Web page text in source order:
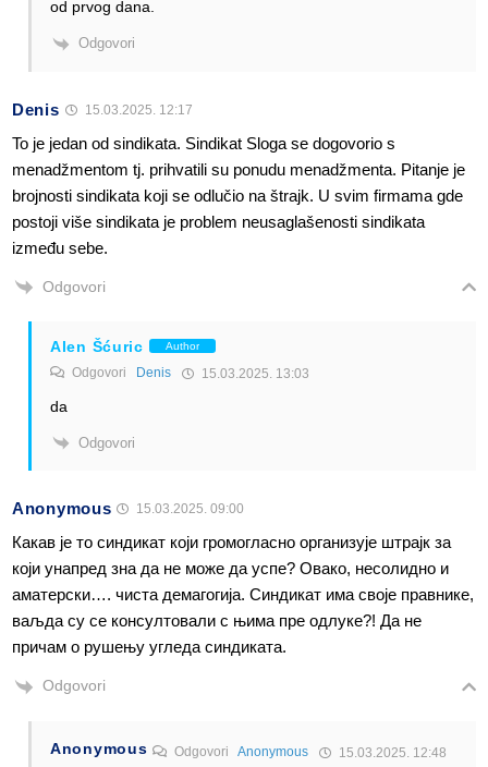
od prvog dana.
Odgovori
Denis 15.03.2025. 12:17
To je jedan od sindikata. Sindikat Sloga se dogovorio s
menadžmentom tj. prihvatili su ponudu menadžmenta. Pitanje je
brojnosti sindikata koji se odlučio na štrajk. U svim firmama gde
postoji više sindikata je problem neusaglašenosti sindikata
između sebe.
Odgovori
Alen Šćuric Author
Odgovori Denis 15.03.2025. 13:03
da
Odgovori
Anonymous 15.03.2025. 09:00
Какав је то синдикат који громогласно организује штрајк за
који унапред зна да не може да успе? Овако, несолидно и
аматерски…. чиста демагогија. Синдикат има своје правнике,
ваљда су се консултовали с њима пре одлуке?! Да не
причам о рушењу угледа синдиката.
Odgovori
Anonymous OdgovoriAnonymous 15.03.2025. 12:48